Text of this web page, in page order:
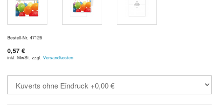
Bestell-Nr. 47126
0,57 €
inkl. MwSt. zzgl. Versandkosten